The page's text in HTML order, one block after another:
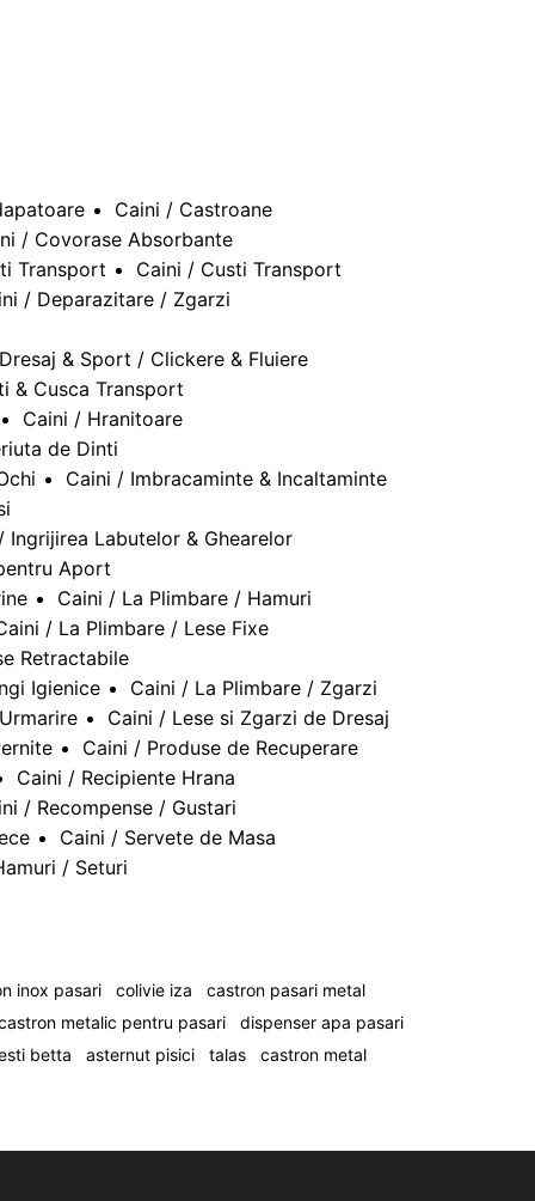
Caini / Castroane
/ Covorase Absorbante
Transport
Caini / Custi Transport
/ Deparazitare / Zgarzi
& Sport / Clickere & Fluiere
& Cusca Transport
Caini / Hranitoare
de Dinti
Caini / Imbracaminte & Incaltaminte
Ingrijirea Labutelor & Ghearelor
Aport
Caini / La Plimbare / Hamuri
/ La Plimbare / Lese Fixe
Retractabile
Igienice
Caini / La Plimbare / Zgarzi
Caini / Lese si Zgarzi de Dresaj
Caini / Produse de Recuperare
Caini / Recipiente Hrana
/ Recompense / Gustari
Caini / Servete de Masa
/ Seturi
inox pasari colivie iza
castron pasari metal
metalic pentru pasari
dispenser apa pasari
betta asternut pisici talas
castron metal